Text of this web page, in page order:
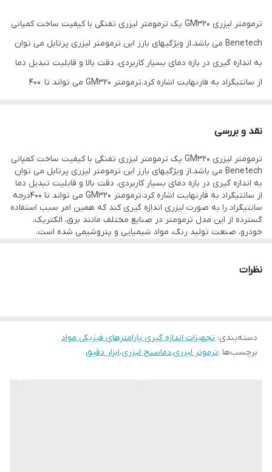
ترمومتر لیزری GM320 یک ترمومتر لیزری تفنگی با کیفیت ساخت کمپانی
Benetech می باشد.از ویژگیهای بارز این ترمومتر لیزری پرتابل می توان
به اندازه گیری در بازه دمای بسیار کاربردی، دقت بالا و قابلیت تبدیل دما
از سانتیگراد به فارنهایت اشاره کرد.ترمومتر GM320 می تواند تا 400
است. این ترمومتر اصل بوده و ساخت کمپانی بنتک اورجینال می باشد و
با نمونه های تقلبی موجود در بازار متفاوت است.
نقد و بررسی
ترمومتر لیزری GM320 یک ترمومتر لیزری تفنگی با کیفیت ساخت کمپانی
Benetech می باشد.از ویژگیهای بارز این ترمومتر لیزری پرتابل می توان
به اندازه گیری در بازه دمای بسیار کاربردی، دقت بالا و قابلیت تبدیل دما
از سانتیگراد به فارنهایت اشاره کرد.ترمومتر GM320 می تواند تا 400درجه
سانتیگراد را به صورت لیزری اندازه گیری کند که همین امر سبب استفاده
گسترده از این مدل ترمومتر در صنایع مختلف مانند برق، الکتریک،
خودرو، صنعت تولید رنگ، مواد شیمیایی و پتروشیمی شده است.
نظرات
دسته‌بندی: تجهیزات اندازه گیری پارامترهای فیزیکی مواد
برچسب‌ها :ترموتر لیزری،دماسنج لیزری،ابزار دقیق